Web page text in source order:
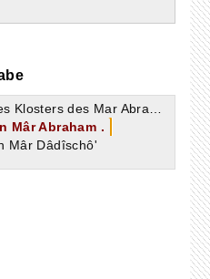
des Mar Abraham auf dem Izalâ
Mâr Abraham .
Mâr Dâdîschô'